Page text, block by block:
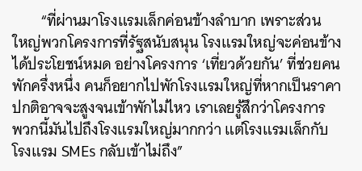
“ที่ผ่านมาโรงแรมเล็กค่อนข้างลำบาก เพราะส่วน
ใหญ่พวกโครงการที่รัฐสนับสนุน โรงแรมใหญ่จะค่อนข้าง
ได้ประโยชน์หมด อย่างโครงการ ‘เที่ยวด้วยกัน’ ที่ช่วยคน
พักครึ่งหนึ่ง คนก็อยากไปพักโรงแรมใหญ่ที่หากเป็นราคา
ปกติอาจจะสูงจนเข้าพักไม่ไหว เราเลยรู้สึกว่าโครงการ
พวกนี้มันไปถึงโรงแรมใหญ่มากกว่า แต่โรงแรมเล็กกับ
โรงแรม SMEs กลับเข้าไม่ถึง”